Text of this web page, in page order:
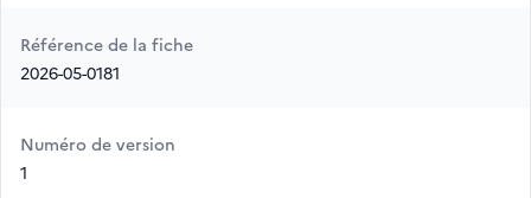
Référence de la fiche
2026-05-0181
Numéro de version
1